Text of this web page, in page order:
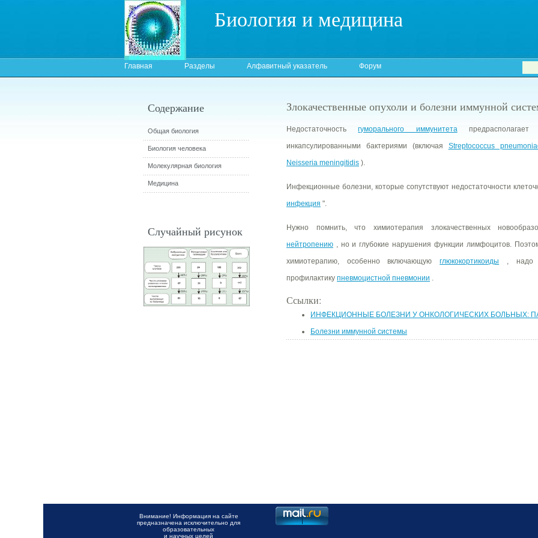
Биология и медицина
Главная Разделы Алфавитный указатель Форум
Злокачественные опухоли и болезни иммунной
Недостаточностьгуморального иммунитета
инкапсулированными бактериями (включая Streptococcus
Neisseria meningitidis ).
Инфекционные болезни, которые сопутствуют недостаточности
инфекция ".
Нужно помнить, что химиотерапия злокачественных
нейтропению , но и глубокие нарушения функции лимфоцитов.
химиотерапию, особенно включающуюглюкокортикоиды , надо
профилактику пневмоцистной пневмонии .
Ссылки:
ИНФЕКЦИОННЫЕ БОЛЕЗНИ У ОНКОЛОГИЧЕСКИХ БОЛЬНЫХ:
Болезни иммунной системы
Содержание
Общая биология
Биология человека
Молекулярная биология
Медицина
Случайный рисунок
Внимание! Информация на сайте
предназначена исключительно для
образовательных
и научных целей